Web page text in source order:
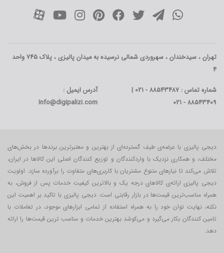
تهران ، سیدخندان ، سهروردی شمالی نرسیده به میدان پالیزی ، پلاک 745 واحد
4
شماره تماس : 88543487 - 021 |
88543409 - 021
آدرس ایمیل :
Info@digipalizi.com
دیجی پالیزی با عرضه‌ی طیف گسترده‌ای از بهترین و معتبرترین برندها در بخش‌های
مختلف، و همکاری نزدیک با واردکنندگان و توزیع کنندگان اصلی این کالاها در ایران،
تلاش می‌کند تا نیازهای متنوع مشتریان با کاربری‌‌های متفاوت را برآورده سازد. اولویت
دیجی پالیزی ارائه‌ی کالاهای درجه یک و بالاترین کیفیت خدمات پس از فروش، به
همراه مناسب‌ترین قیمت‌ها در بازار رقابتی است. دیجی پالیزی با تاکید بر اهمیت این
نکته، نهایت توان خود را به همراه استفاده از تمامی ابزارهای موجود، در تعاملات با
تامین کنندگان بکار می‎‌گیرد و می‌کوشد بهترین خدمات و مناسب ترین قیمت‌ها را ارائه
دهد.